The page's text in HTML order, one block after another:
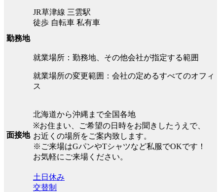
勤務地
JR草津線 三雲駅
徒歩 自転車 私有車
就業場所：勤務地、その他会社が指定する範囲
就業場所の変更範囲：会社の定めるすべてのオフィ
ス
面接地
北海道から沖縄まで全国各地
※お住まい、ご希望の日時をお聞きしたうえで、
お近くの場所をご案内致します。
※ご来場はGパンやTシャツなど私服でOKです！
お気軽にご来場ください。
土日休み
交替制